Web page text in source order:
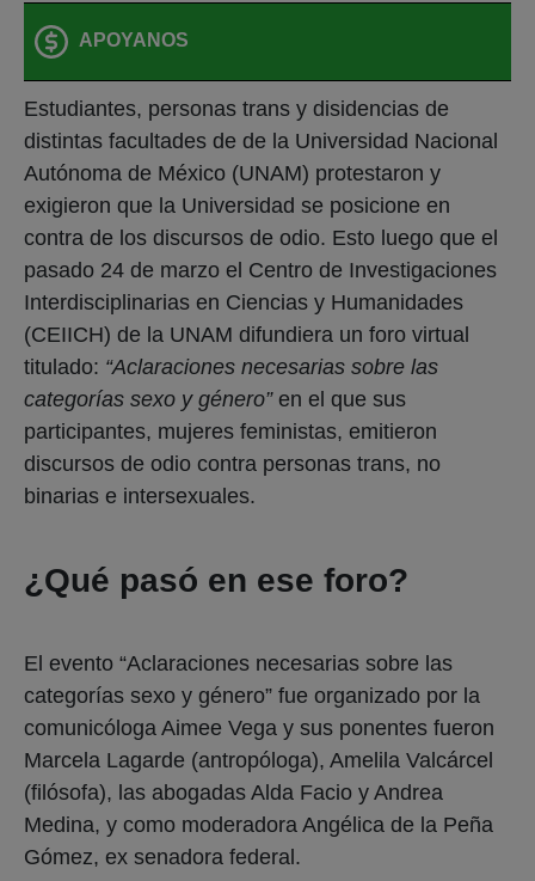
APOYANOS
Estudiantes, personas trans y disidencias de
distintas facultades de de la Universidad Nacional
Autónoma de México (UNAM) protestaron y
exigieron que la Universidad se posicione en
contra de los discursos de odio. Esto luego que el
pasado 24 de marzo el Centro de Investigaciones
Interdisciplinarias en Ciencias y Humanidades
(CEIICH) de la UNAM difundiera un foro virtual
titulado: “Aclaraciones necesarias sobre las
categorías sexo y género”en el que sus
participantes, mujeres feministas, emitieron
discursos de odio contra personas trans, no
binarias e intersexuales.
¿Qué pasó en ese foro?
El evento “Aclaraciones necesarias sobre las
categorías sexo y género” fue organizado por la
comunicóloga Aimee Vega y sus ponentes fueron
Marcela Lagarde (antropóloga), Amelila Valcárcel
(filósofa), las abogadas Alda Facio y Andrea
Medina, y como moderadora Angélica de la Peña
Gómez, ex senadora federal.